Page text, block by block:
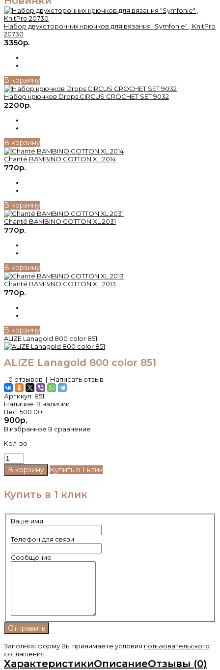
Набор двухсторонних крючков для вязания "Symfonie" , KnitPro
20730
3350р.
В корзину
Набор крючков Drops CIRCUS CROСHET SET 9032
2200р.
В корзину
Chanté BAMBINO COTTON XL 2014
770р.
В корзину
Chanté BAMBINO COTTON XL 2031
770р.
В корзину
Chanté BAMBINO COTTON XL 2013
770р.
В корзину
ALIZE Lanagold 800 color 851
ALIZE Lanagold 800 color 851
0 отзывов | Написать отзыв
Артикул: 851
Наличие: В наличии
Вес: 500.00г
900р.
В избранное В сравнение
Кол-во
Купить в 1 клик
Купить в 1 клик
Ваше имя
Телефон для связи
Сообщение
Заполняя форму Вы принимаете условия пользовательского
соглашения
ХарактеристикиОписаниеОтзывы (0)